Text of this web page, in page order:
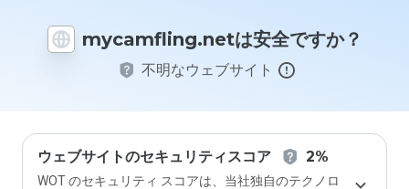
mycamfling.netは安全ですか？
不明なウェブサイト
ウェブサイトのセキュリティスコア 2%
WOT のセキュリティ スコアは、当社独自のテクノロ
価し
ます
か？